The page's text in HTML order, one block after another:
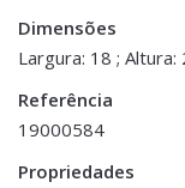
Dimensões
Largura: 18 ; Altura:
Referência
19000584
Propriedades
Dimensões